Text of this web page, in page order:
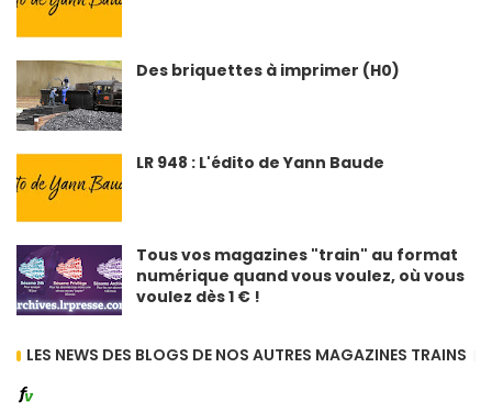
Des briquettes à imprimer (H0)
LR 948 : L'édito de Yann Baude
Tous vos magazines "train" au format
numérique quand vous voulez, où vous
voulez dès 1 € !
LES NEWS DES BLOGS DE NOS AUTRES MAGAZINES TRAINS